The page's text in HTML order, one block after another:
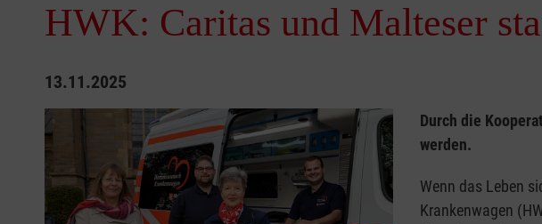
HWK: Caritas und Malteser
13.11.2025
Durch die
werden.
Wenn das Leben
Krankenwagen